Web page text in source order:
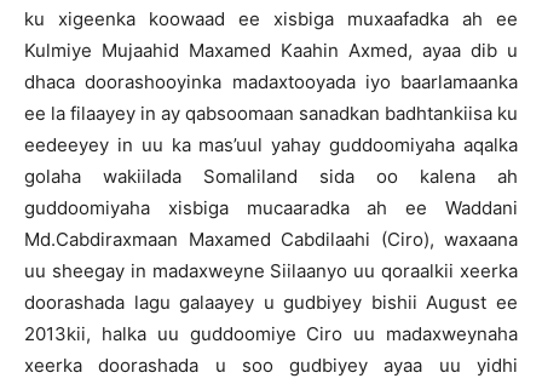
ku xigeenka koowaad ee xisbiga muxaafadka ah ee
Kulmiye Mujaahid Maxamed Kaahin Axmed, ayaa dib u
dhaca doorashooyinka madaxtooyada iyo baarlamaanka
ee la filaayey in ay qabsoomaan sanadkan badhtankiisa ku
eedeeyey in uu ka mas’uul yahay guddoomiyaha aqalka
golaha wakiilada Somaliland sida oo kalena ah
guddoomiyaha xisbiga mucaaradka ah ee Waddani
Md.Cabdiraxmaan Maxamed Cabdilaahi (Ciro), waxaana
uu sheegay in madaxweyne Siilaanyo uu qoraalkii xeerka
doorashada lagu galaayey u gudbiyey bishii August ee
2013kii, halka uu guddoomiye Ciro uu madaxweynaha
xeerka doorashada u soo gudbiyey ayaa uu yidhi